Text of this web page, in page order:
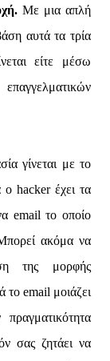
Με μια απλή
αυτά τα τρία
είτε μέσω
γίνεται με το
hacker έχει τα
email το οποίο
ακόμα να
της μορφής
το email μοιάζει
σας ζητάει να